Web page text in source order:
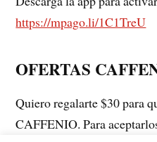
https://mpago.li/1C1TreU
OFERTAS
Quiero regalarte $30 para
CAFFENIO. Para